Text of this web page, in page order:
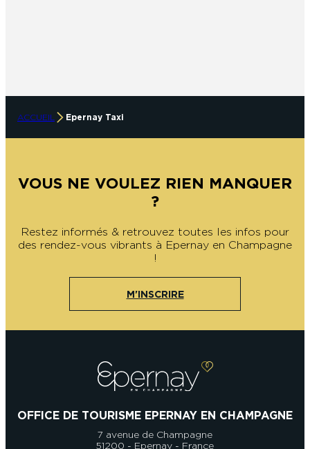
ACCUEIL Epernay Taxi
VOUS NE VOULEZ RIEN MANQUER
?
Restez informés & retrouvez toutes les infos pour
des rendez-vous vibrants à Epernay en Champagne
!
M'INSCRIRE
OFFICE DE TOURISME EPERNAY EN CHAMPAGNE
7 avenue de Champagne
51200 - Epernay - France